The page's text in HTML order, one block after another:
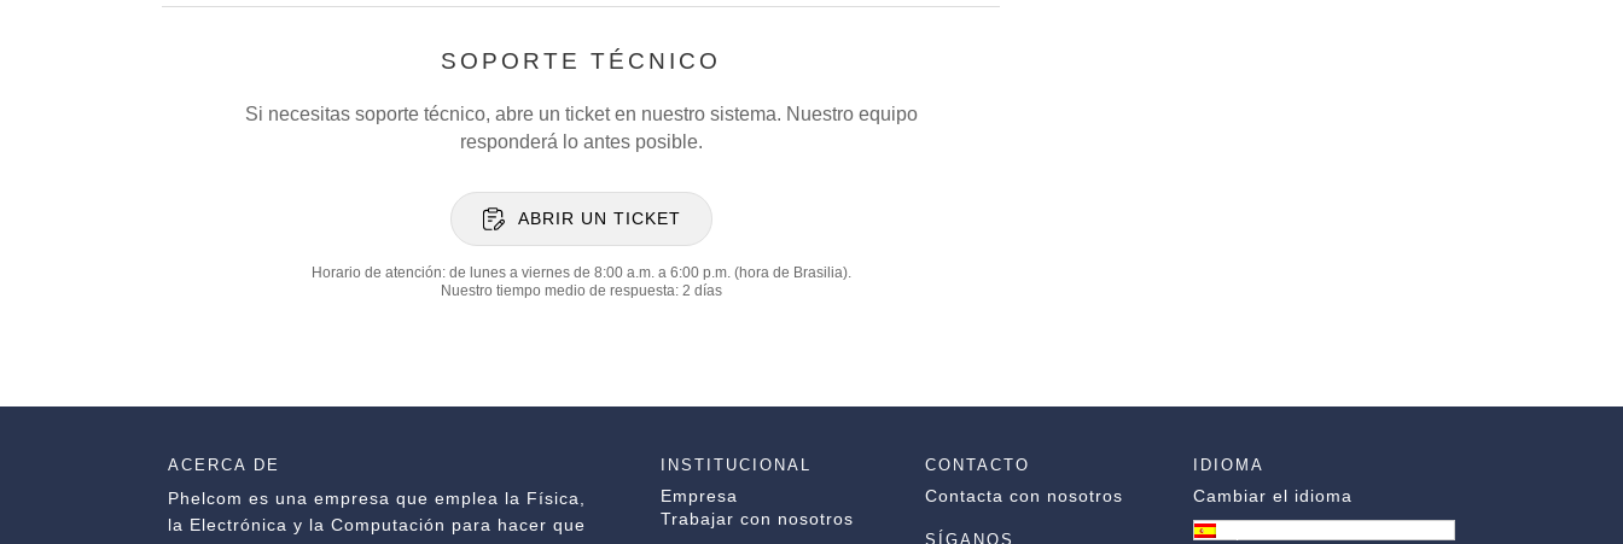
SOPORTE TÉCNICO
Si necesitas soporte técnico, abre un ticket en nuestro sistema. Nuestro equipo
responderá lo antes posible.
ABRIR UN TICKET
Horario de atención: de lunes a viernes de 8:00 a.m. a 6:00 p.m. (hora de Brasilia).
Nuestro tiempo medio de respuesta: 2 días
ACERCA DE
Phelcom es una empresa que emplea la Física,
la Electrónica y la Computación para hacer que
INSTITUCIONAL
Empresa
Trabajar con nosotros
CONTACTO
Contacta con nosotros
SÍGANOS
IDIOMA
Cambiar el idioma
Español